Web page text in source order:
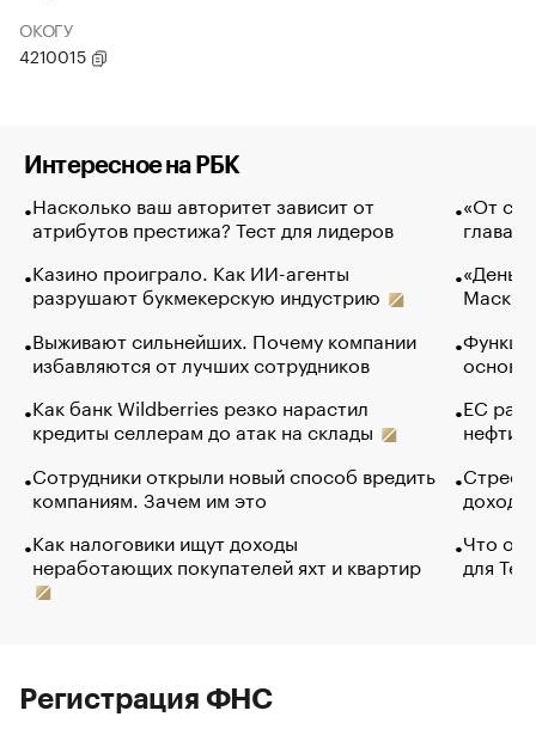
ОКОГУ
4210015
Интересное на РБК
Насколько ваш авторитет зависит от
атрибутов престижа? Тест для лидеров
Казино проиграло. Как ИИ-агенты
разрушают букмекерскую индустрию
Выживают сильнейших. Почему компании
избавляются от лучших сотрудников
Как банк Wildberries резко нарастил
кредиты селлерам до атак на склады
Сотрудники открыли новый способ вредить
компаниям. Зачем им это
Как налоговики ищут доходы
неработающих покупателей яхт и квартир
«От
глава
Маск в
основ
ЕС
нефти
Что
для
Регистрация ФНС